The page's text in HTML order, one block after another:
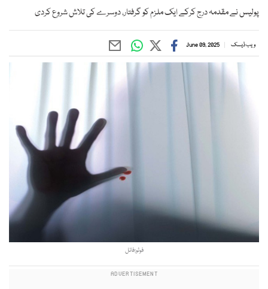
پولیس نے مقدمہ درج کرکے ایک ملزم کو گرفتار، دوسرے کی تلاش شروع کردی
ویب ڈیسک June 09, 2025
فوٹو:فائل